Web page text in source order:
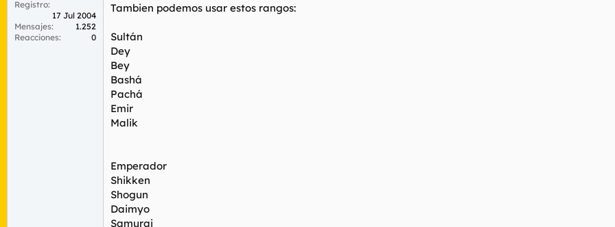
Registro
17 Jul 2004
Mensajes
1.252
Reacciones
0
Tambien podemos usar estos rangos:
Sultán
Dey
Bey
Bashá
Pachá
Emir
Malik
Emperador
Shikken
Shogun
Daimyo
Samurai